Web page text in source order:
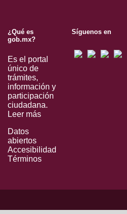
¿Qué es
gob.mx?
Es el portal
único de
trámites,
información y
participación
ciudadana.
Leer más
Datos
abiertos
Accesibilidad
Términos
Síguenos en